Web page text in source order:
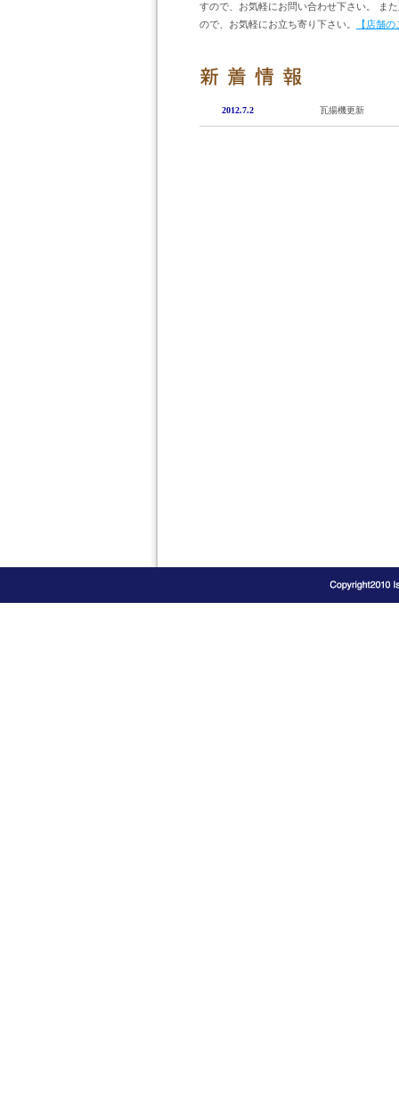
すので、お気軽にお問い合わせ下さい。 ま
ので、お気軽にお立ち寄り下さい。
【店舗
2012.7.2 瓦揚機更新